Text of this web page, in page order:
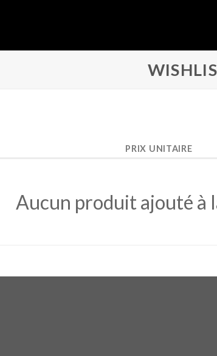
PRIX UNITAIRE
Aucun produit ajouté à